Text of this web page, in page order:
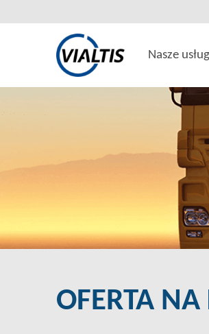
Nasze
OFERTA NA